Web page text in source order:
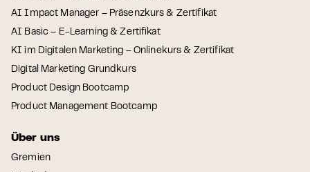
AI Impact Manager – Präsenzkurs & Zertifikat
AI Basic – E-Learning & Zertifikat
KI im Digitalen Marketing – Onlinekurs & Zertifikat
Digital Marketing Grundkurs
Product Design Bootcamp
Product Management Bootcamp
Über uns
Gremien